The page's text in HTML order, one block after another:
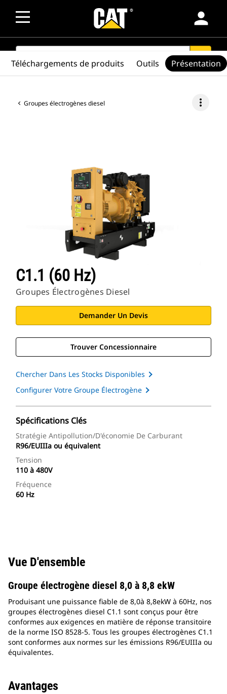
person
SEARCH search
Groupes électrogènes diesel more_vert
C1.1 (60 Hz)
Groupes Électrogènes Diesel
Demander Un Devis
Trouver Concessionnaire
Chercher Dans Les Stocks Disponibles
Configurer Votre Groupe Électrogène
Spécifications Clés
Stratégie Antipollution/d'économie De Carburant
R96/EUIIIa ou équivalent
Tension
110 à 480V
Fréquence
60 Hz
Téléchargements de produits Outils Présentation
Vue D'ensemble
Groupe électrogène diesel 8,0 à 8,8 ekW
Produisant une puissance fiable de 8,0à 8,8ekW à 60Hz, nos
groupes électrogènes diesel C1.1 sont conçus pour être
conformes aux exigences en matière de réponse transitoire
de la norme ISO 8528-5. Tous les groupes électrogènes C1.1
sont conformes aux normes sur les émissions R96/EUIIIa ou
équivalentes.
Avantages